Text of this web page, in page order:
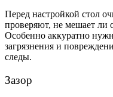
Перед настройкой стол
проверяют, не мешает ли
Особенно аккуратно
загрязнения и
следы.
Зазор